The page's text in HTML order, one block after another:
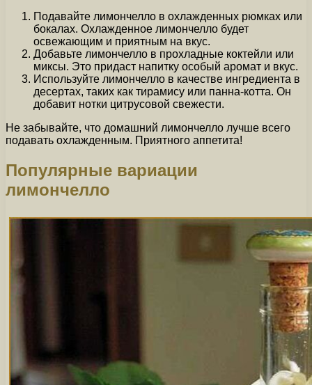
Подавайте лимончелло в охлажденных рюмках или
бокалах. Охлажденное лимончелло будет
освежающим и приятным на вкус.
Добавьте лимончелло в прохладные коктейли или
миксы. Это придаст напитку особый аромат и вкус.
Используйте лимончелло в качестве ингредиента в
десертах, таких как тирамису или панна-котта. Он
добавит нотки цитрусовой свежести.
Не забывайте, что домашний лимончелло лучше всего
подавать охлажденным. Приятного аппетита!
Популярные вариации
лимончелло